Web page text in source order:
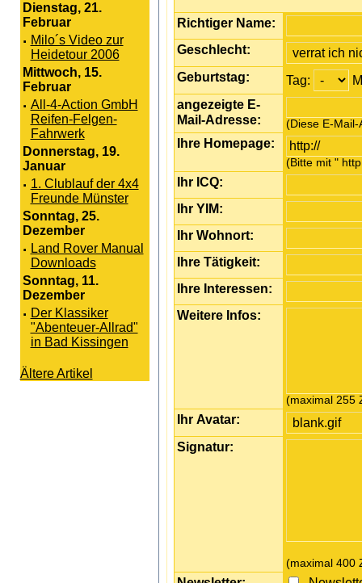
Dienstag, 21.
Februar
· Milo´s Video zur
Heidetour 2006
Mittwoch, 15.
Februar
· All-4-Action GmbH
Reifen-Felgen-
Fahrwerk
Donnerstag, 19.
Januar
· 1. Clublauf der 4x4
Freunde Münster
Sonntag, 25.
Dezember
· Land Rover Manual
Downloads
Sonntag, 11.
Dezember
· Der Klassiker
"Abenteuer-Allrad"
in Bad Kissingen
Ältere Artikel
Richtiger Name:
Geschlecht:
Geburtstag:
Tag:
angezeigte E-
Mail-Adresse:
(Diese E-
Ihre Homepage:
(Bitte mit "
Ihr ICQ:
Ihr YIM:
Ihr Wohnort:
Ihre Tätigkeit:
Ihre Interessen:
Weitere Infos:
(maximal 255
Ihr Avatar:
Signatur:
(maximal 400